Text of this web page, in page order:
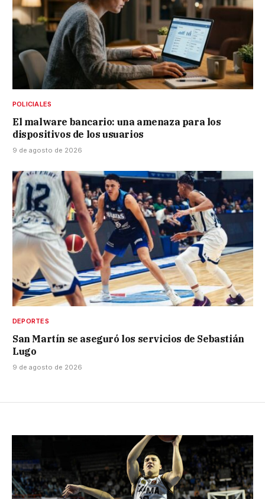
POLICIALES
El malware bancario: una amenaza para los
dispositivos de los usuarios
9 de agosto de 2026
DEPORTES
San Martín se aseguró los servicios de Sebastián
Lugo
9 de agosto de 2026